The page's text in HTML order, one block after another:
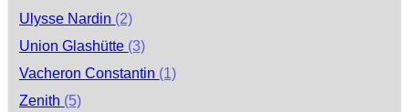
Ulysse Nardin (2)
Union Glashütte (3)
Vacheron Constantin (1)
Zenith (5)